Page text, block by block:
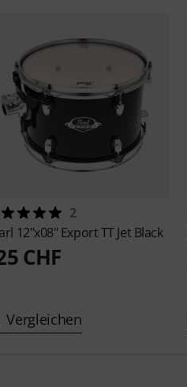
2
12"x08" Export TT Jet Black
CHF
Vergleichen